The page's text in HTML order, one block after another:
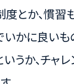
度とか、慣
いかに良い
いうか、チャ